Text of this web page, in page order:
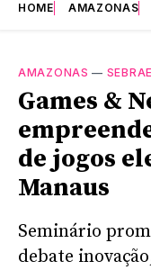
HOME AMAZONAS
AMAZONAS — SEBRAE
Games &
de jogos
Manaus
Seminário
debate